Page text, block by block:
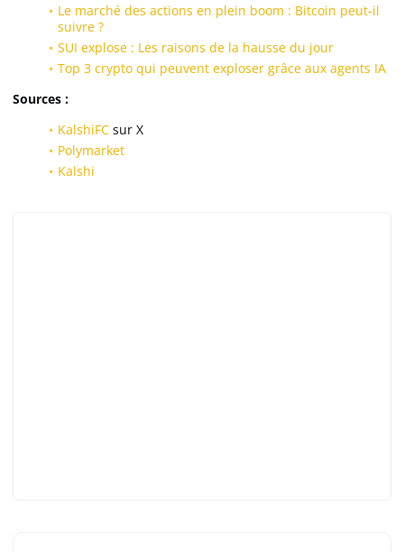
Le marché des actions en plein boom : Bitcoin peut-il
suivre ?
SUI explose : Les raisons de la hausse du jour
Top 3 crypto qui peuvent exploser grâce aux agents IA
Sources :
KalshiFC sur X
Polymarket
Kalshi